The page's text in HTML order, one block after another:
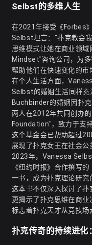
Selbst的多维人生
在2021年接受《Forbes
Selbst坦言："扑克教会
思维模式让她在商业领
Mindset"咨询公司，为多
帮助他们在快速变化的市
在个人生活方面，
Selbst的婚姻生活同样充
Buchbinder的婚姻因扑克
两人在2012年共同创办
Foundation"，致力于支
这个基金会已帮助超过
展现了扑克女王在社会公
2023年，Vanessa
《纽约时报》合作撰写
一书，成为扑克理论研究
这本书不仅深入探讨了扑
更揭示了扑克思维在商业
标志着扑克天才从竞技场
扑克传奇的持续进化